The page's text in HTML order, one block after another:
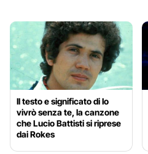
Il testo e significato di Io
vivrò senza te, la canzone
che Lucio Battisti si riprese
dai Rokes